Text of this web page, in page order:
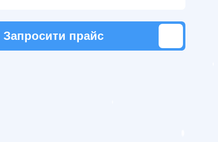
Запросити прайс